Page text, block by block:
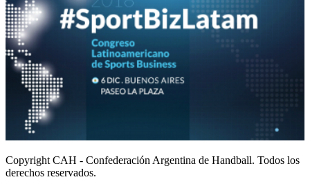
Copyright CAH - Confederación Argentina de Handball. Todos los
derechos reservados.